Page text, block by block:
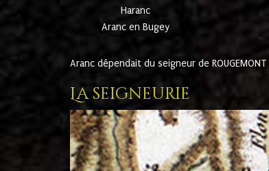
Haranc
Aranc en Bugey
Aranc dépendait du seigneur de
La seigneurie